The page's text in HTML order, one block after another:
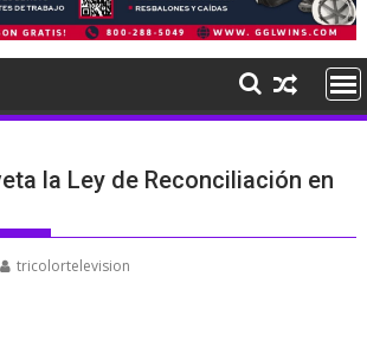
la Ley de Reconciliación en
tricolortelevision